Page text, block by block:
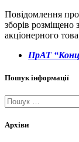
Повідомлення
зборів розміщено
акціонерного
ПрАТ
Пошук інформації
Пошук:
Архіви